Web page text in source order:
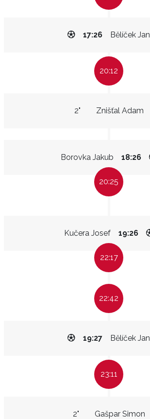
Bělíček Jan
17:26
20:12
Znišťal Adam
2"
Borovka Jakub 18:26
20:25
Kučera Josef 19:26
22:17
22:42
Bělíček Jan
19:27
23:11
Gašpar Simon
2"